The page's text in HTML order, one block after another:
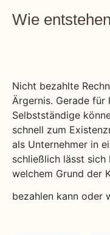
Wie
Nicht bezahlte
Ärgernis. Gerade für
Selbstständige
schnell zum
als Unternehmer in
schließlich lässt sich
welchem Grund der
bezahlen kann oder